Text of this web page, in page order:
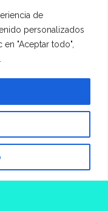
de
personalizados
"Aceptar todo",
Gastronómica